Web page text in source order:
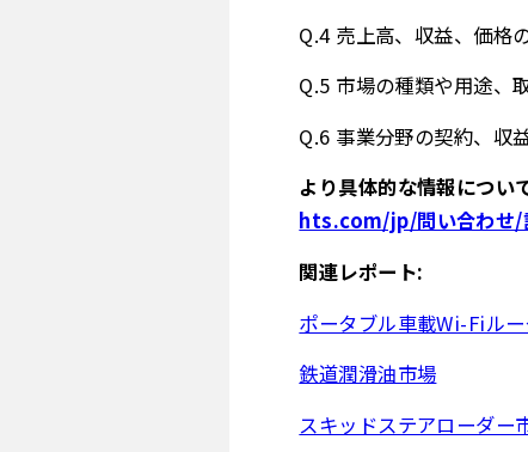
Q.4 売上高、収益、価格
Q.5 市場の種類や用途、
Q.6 事業分野の契約、収
より具体的な情報につい
hts.com/jp/問い合わせ/
関連レポート:
ポータブル車載Wi-Fiル
鉄道潤滑油市場
スキッドステアローダー